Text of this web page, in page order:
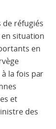
de réfugiés
situation
en
la fois par
et
des